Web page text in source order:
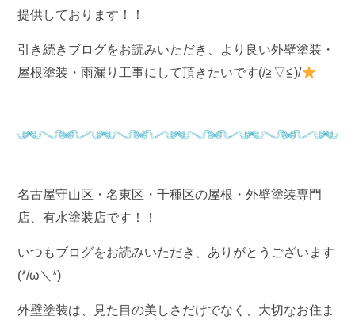
提供しております！！
引き続きブログをお読みいただき、より良い外壁塗装・
屋根塗装・雨漏り工事にして頂きたいです(/≧▽≦)/
名古屋守山区・名東区・千種区の屋根・外壁塗装専門
店、有水塗装店です！！
いつもブログをお読みいただき、ありがとうございます
(*/ω＼*)
外壁塗装は、見た目の美しさだけでなく、大切なお住ま